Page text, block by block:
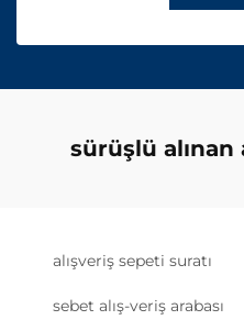
sürüşlü alınan
alışveriş sepeti suratı
sebet alış-veriş arabası